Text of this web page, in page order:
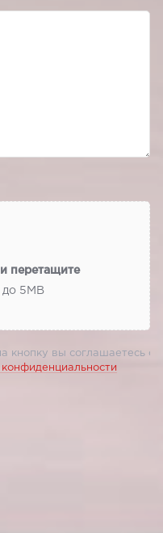
перетащите
до 5МВ
кнопку вы соглашаетесь с
конфиденциальности